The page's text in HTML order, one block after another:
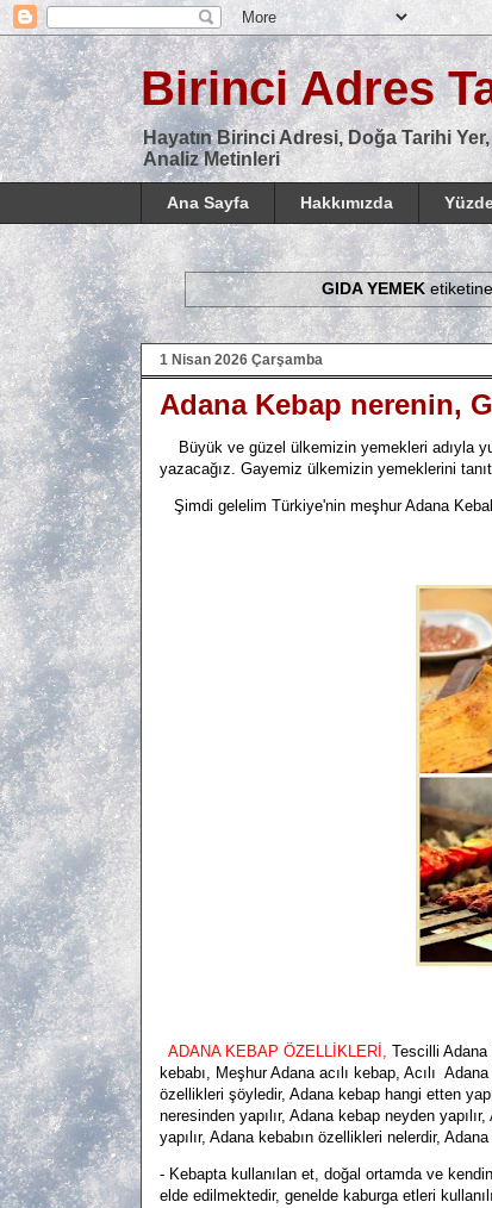
Birinci Adres
Hayatın Birinci Adresi, Doğa Tarihi
Analiz Metinleri
Ana Sayfa Hakkımızda
GIDA YEMEKetiketine
1 Nisan 2026 Çarşamba
Adana Kebap nerenin,
Büyük ve güzel ülkemizin yemekleri adıyla
yazacağız. Gayemiz ülkemizin yemeklerini
Şimdi gelelim Türkiye'nin meşhur Adana
ADANA KEBAP ÖZELLİKLERİ, Tescilli
kebabı, Meşhur Adana acılı kebap, Acılı
özellikleri şöyledir, Adana kebap hangi etten
neresinden yapılır, Adana kebap neyden
yapılır, Adana kebabın özellikleri nelerdir,
- Kebapta kullanılan et, doğal ortamda ve
elde edilmektedir, genelde kaburga etleri